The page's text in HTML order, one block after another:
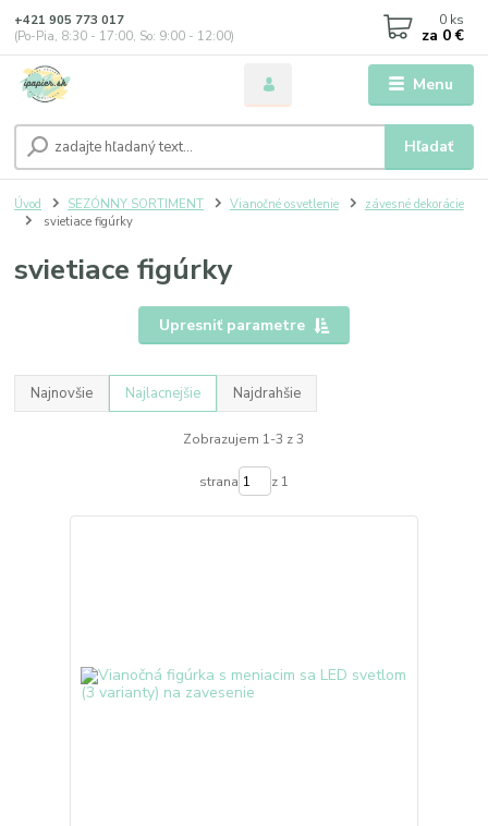
Menu
Hľadať
+421 905 773 017
(Po-Pia, 8:30 - 17:00, So: 9:00 - 12:00)
0 ks
za 0 €
Úvod SEZÓNNY SORTIMENT Vianočné osvetlenie
závesné dekorácie
svietiace figúrky
svietiace figúrky
Upresniť parametre
Najnovšie Najlacnejšie Najdrahšie
Zobrazujem 1-3 z 3
strana z 1